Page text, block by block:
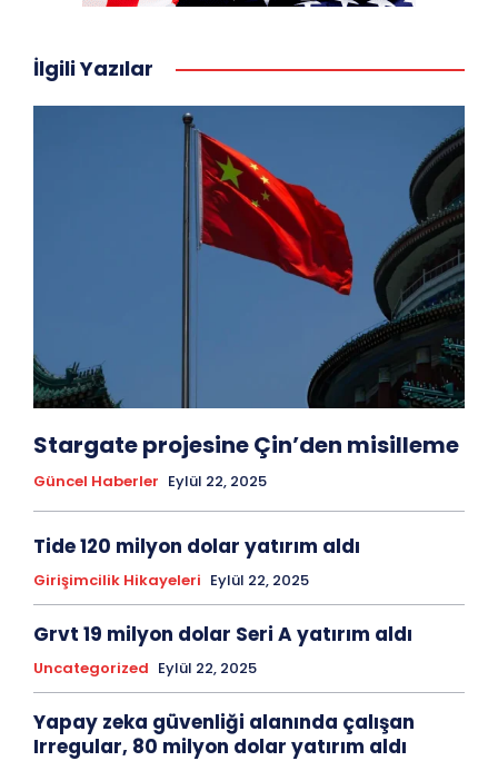
İlgili Yazılar
Stargate projesine Çin’den misilleme
Güncel Haberler Eylül 22, 2025
Tide 120 milyon dolar yatırım aldı
Girişimcilik Hikayeleri Eylül 22, 2025
Grvt 19 milyon dolar Seri A yatırım aldı
Uncategorized Eylül 22, 2025
Yapay zeka güvenliği alanında çalışan
Irregular, 80 milyon dolar yatırım aldı